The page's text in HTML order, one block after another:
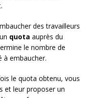
des travailleurs
quota auprès du
le nombre de
à embaucher.
le quota obtenu, vous
et leur proposer un